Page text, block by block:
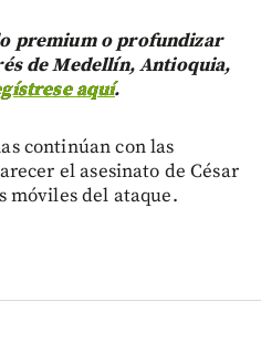
premium o profundizar
de Medellín, Antioquia,
aquí.
continúan con las
el asesinato de César
móviles del ataque.